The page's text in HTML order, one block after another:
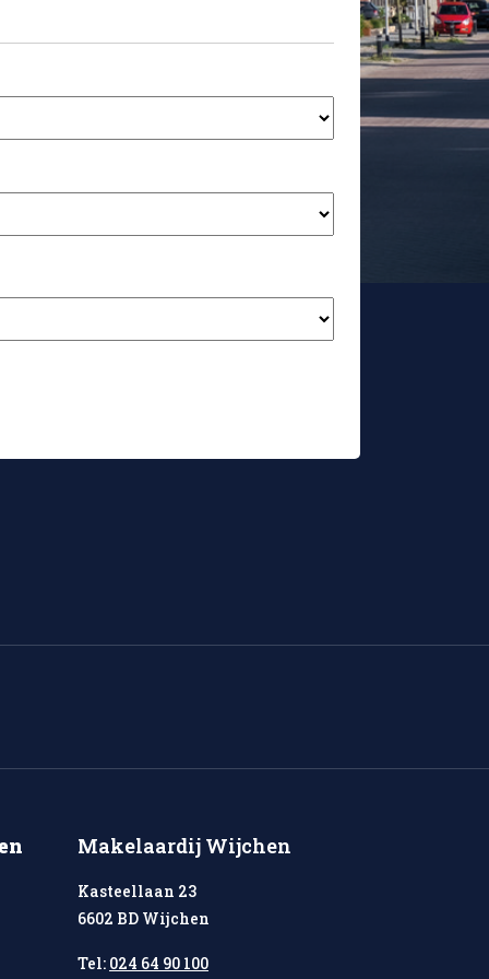
Makelaardij Wijchen
Kasteellaan 23
6602 BD Wijchen
Tel: 024 64 90 100